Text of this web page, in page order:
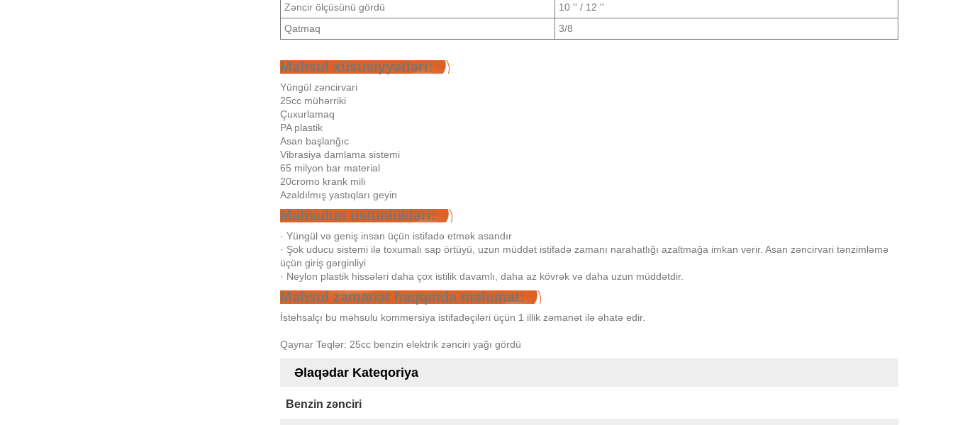
Zəncir ölçüsünü gördü
10 '' / 12 ''
Qatmaq
3/8
Məhsul xüsusiyyətləri:
Yüngül zəncirvari
25cc mühərriki
Çuxurlamaq
PA plastik
Asan başlanğıc
Vibrasiya damlama sistemi
65 milyon bar material
20cromo krank mili
Azaldılmış yastıqları geyin
Məhsulun üstünlükləri:
· Yüngül və geniş insan üçün istifadə etmək asandır
· Şok uducu sistemi ilə toxumalı sap örtüyü, uzun müddət istifadə zamanı narahatlığı azaltmağa imkan verir. Asan zəncirvari tənzimləmə
üçün giriş gərginliyi
· Neylon plastik hissələri daha çox istilik davamlı, daha az kövrək və daha uzun müddətdir.
Məhsul zəmanət haqqında məlumat:
İstehsalçı bu məhsulu kommersiya istifadəçiləri üçün 1 illik zəmanət ilə əhatə edir.
Qaynar Teqlər: 25cc benzin elektrik zənciri yağı gördü
Əlaqədar Kateqoriya
Benzin zənciri